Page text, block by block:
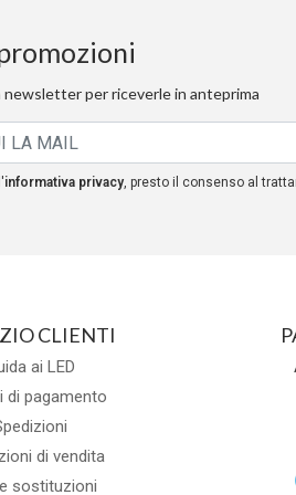
newsletter per riceverle in anteprima
informativa privacy, presto il consenso al
CLIENTI
ai LED
di pagamento
di vendita
sostituzioni